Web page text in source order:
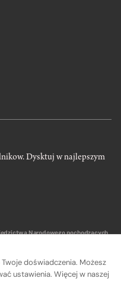
Dysktuj w najlepszym
Narodowego pochodzących
doświadczenia. Możesz
ustawienia. Więcej w naszej